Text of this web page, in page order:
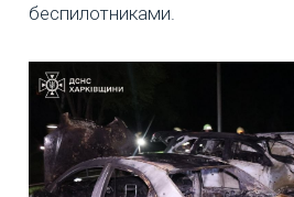
беспилотниками.